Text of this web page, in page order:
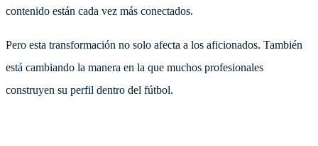
contenido están cada vez más conectados.
Pero esta transformación no solo afecta a los aficionados. También
está cambiando la manera en la que muchos profesionales
construyen su perfil dentro del fútbol.